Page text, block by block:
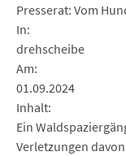
Presserat: Vom
In
drehscheibe
Am
01.09.2024
Inhalt
Ein
Verletzungen